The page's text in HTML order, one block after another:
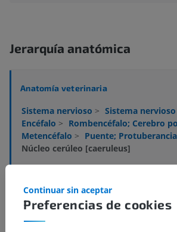
Jerarquía anatómica
Anatomía veterinaria
Sistema nervioso > Sistema
Encéfalo > Rombencéfalo; Cerebro
Metencéfalo > Puente; Protuberancia
Núcleo cerúleo [caeruleus]
subyacentes correspondientes para
anatómica
Preferencias de cookies
Continuar sin aceptar